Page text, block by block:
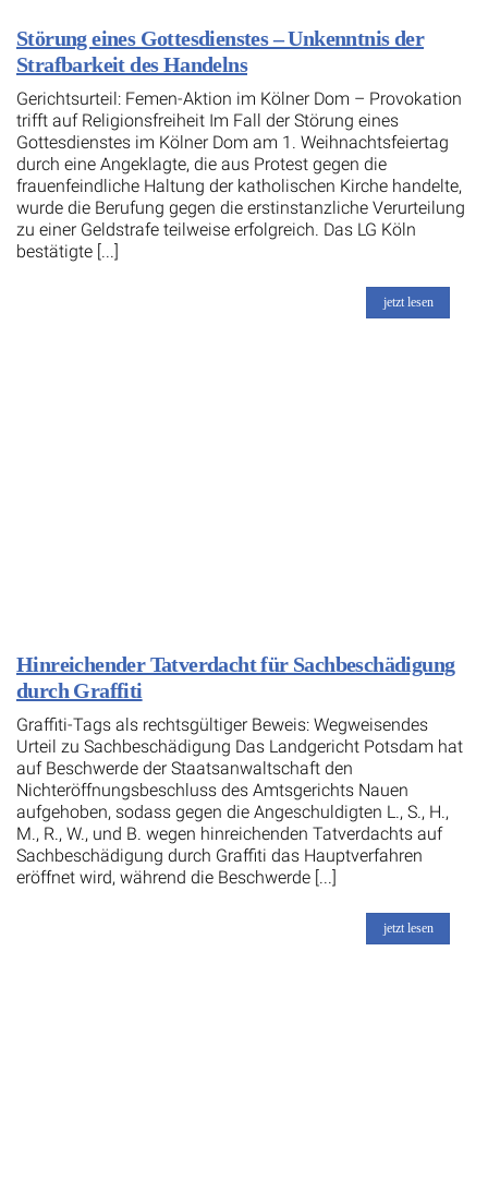
Störung eines Gottesdienstes – Unkenntnis der
Strafbarkeit des Handelns
Gerichtsurteil: Femen-Aktion im Kölner Dom – Provokation
trifft auf Religionsfreiheit Im Fall der Störung eines
Gottesdienstes im Kölner Dom am 1. Weihnachtsfeiertag
durch eine Angeklagte, die aus Protest gegen die
frauenfeindliche Haltung der katholischen Kirche handelte,
wurde die Berufung gegen die erstinstanzliche Verurteilung
zu einer Geldstrafe teilweise erfolgreich. Das LG Köln
bestätigte [...]
jetzt lesen
Hinreichender Tatverdacht für Sachbeschädigung
durch Graffiti
Graffiti-Tags als rechtsgültiger Beweis: Wegweisendes
Urteil zu Sachbeschädigung Das Landgericht Potsdam hat
auf Beschwerde der Staatsanwaltschaft den
Nichteröffnungsbeschluss des Amtsgerichts Nauen
aufgehoben, sodass gegen die Angeschuldigten L., S., H.,
M., R., W., und B. wegen hinreichenden Tatverdachts auf
Sachbeschädigung durch Graffiti das Hauptverfahren
eröffnet wird, während die Beschwerde [...]
jetzt lesen